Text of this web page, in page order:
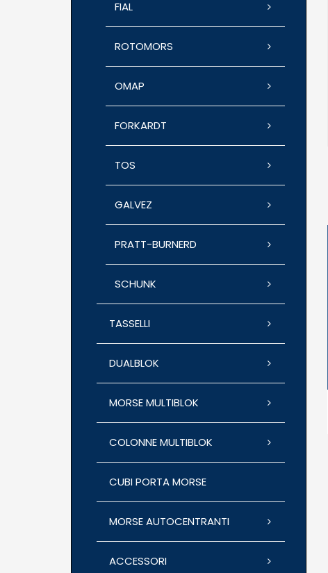
FIAL
ROTOMORS
OMAP
FORKARDT
TOS
GALVEZ
PRATT-BURNERD
SCHUNK
TASSELLI
DUALBLOK
MORSE MULTIBLOK
COLONNE MULTIBLOK
CUBI PORTA MORSE
MORSE AUTOCENTRANTI
ACCESSORI